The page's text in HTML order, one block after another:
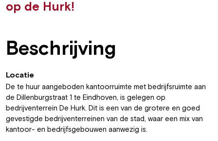
op de Hurk!
Beschrijving
Locatie
De te huur aangeboden kantoorruimte met bedrijfsruimte aan
de Dillenburgstraat 1 te Eindhoven, is gelegen op
bedrijventerrein De Hurk. Dit is een van de grotere en goed
gevestigde bedrijventerreinen van de stad, waar een mix van
kantoor- en bedrijfsgebouwen aanwezig is.